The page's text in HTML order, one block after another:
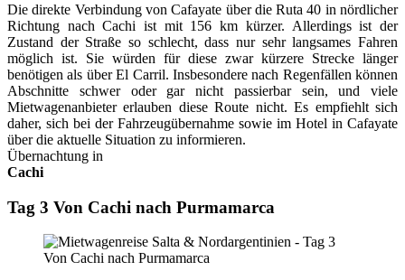
Die direkte Verbindung von Cafayate über die Ruta 40 in nördlicher
Richtung nach Cachi ist mit 156 km kürzer. Allerdings ist der
Zustand der Straße so schlecht, dass nur sehr langsames Fahren
möglich ist. Sie würden für diese zwar kürzere Strecke länger
benötigen als über El Carril. Insbesondere nach Regenfällen können
Abschnitte schwer oder gar nicht passierbar sein, und viele
Mietwagenanbieter erlauben diese Route nicht. Es empfiehlt sich
daher, sich bei der Fahrzeugübernahme sowie im Hotel in Cafayate
über die aktuelle Situation zu informieren.
Übernachtung in
Cachi
Tag 3 Von Cachi nach Purmamarca